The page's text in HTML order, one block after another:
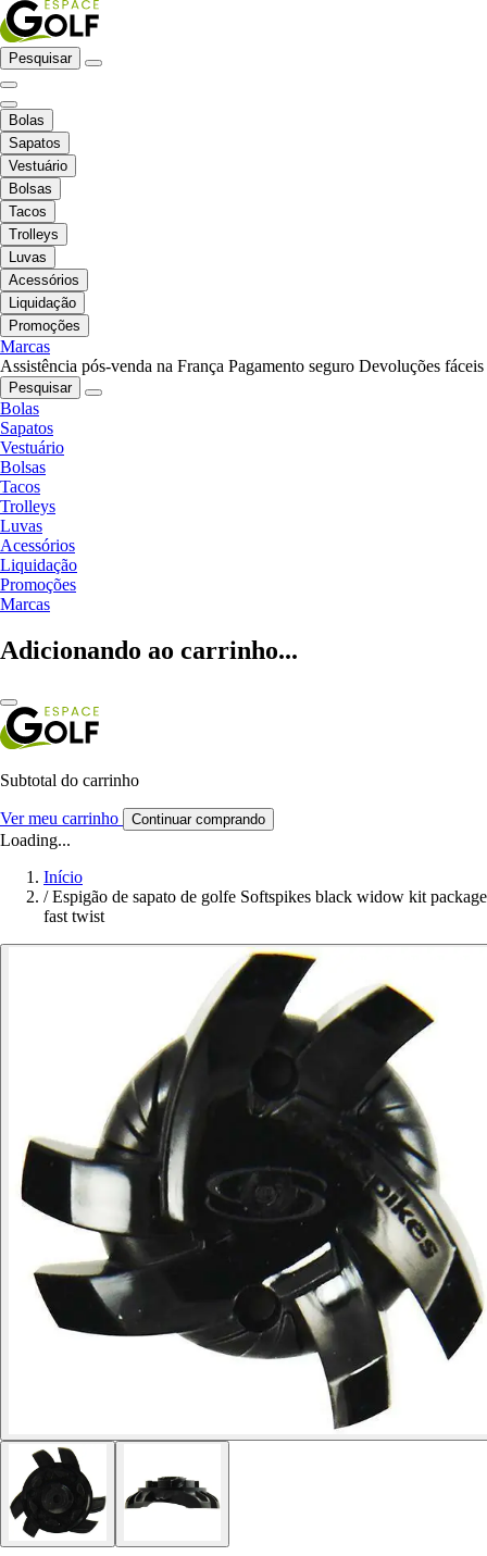
Pesquisar
Bolas
Sapatos
Vestuário
Bolsas
Tacos
Trolleys
Luvas
Acessórios
Liquidação
Promoções
Marcas
Assistência pós-venda na França Pagamento seguro Devoluções fáceis
Pesquisar
Bolas
Sapatos
Vestuário
Bolsas
Tacos
Trolleys
Luvas
Acessórios
Liquidação
Promoções
Marcas
Adicionando ao carrinho...
Subtotal do carrinho
Ver meu carrinho Continuar comprando
Loading...
Início
/ Espigão de sapato de golfe Softspikes black widow kit package
fast twist